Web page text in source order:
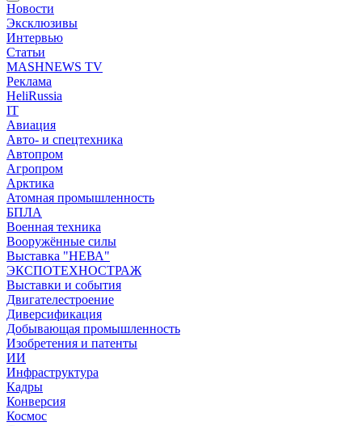
Новости
Эксклюзивы
Интервью
Статьи
MASHNEWS TV
Реклама
HeliRussia
IT
Авиация
Авто- и спецтехника
Автопром
Агропром
Арктика
Атомная промышленность
БПЛА
Военная техника
Вооружённые силы
Выставка "НЕВА"
ЭКСПОТЕХНОСТРАЖ
Выставки и события
Двигателестроение
Диверсификация
Добывающая промышленность
Изобретения и патенты
ИИ
Инфраструктура
Кадры
Конверсия
Космос